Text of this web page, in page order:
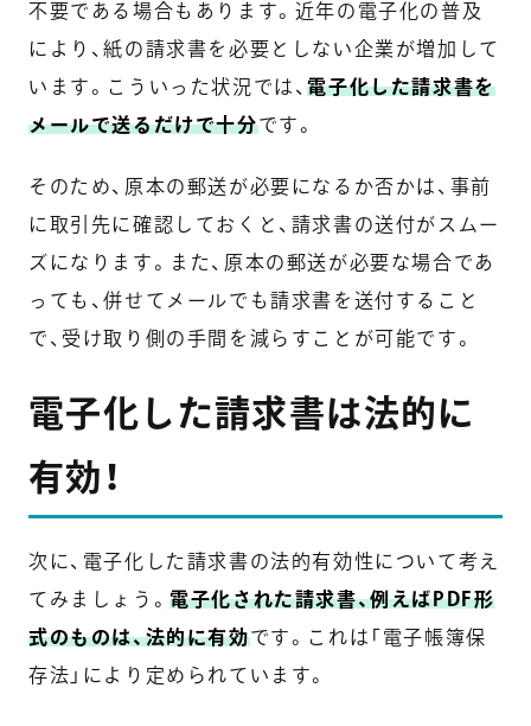
不要である場合もあります。近年の電子化の普及
により、紙の請求書を必要としない企業が増加して
います。こういった状況では、電子化した請求書を
メールで送るだけで十分です。
そのため、原本の郵送が必要になるか否かは、事前
に取引先に確認しておくと、請求書の送付がスムー
ズになります。また、原本の郵送が必要な場合であ
っても、併せてメールでも請求書を送付すること
で、受け取り側の手間を減らすことが可能です。
電子化した請求書は法的に
有効！
次に、電子化した請求書の法的有効性について考え
てみましょう。電子化された請求書、例えばPDF形
式のものは、法的に有効です。これは「電子帳簿保
存法」により定められています。